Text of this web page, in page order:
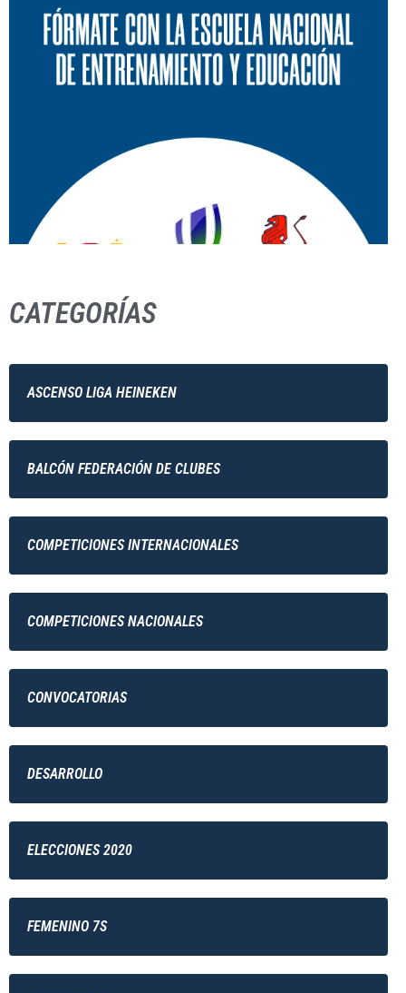
CATEGORÍAS
ASCENSO LIGA HEINEKEN
BALCÓN FEDERACIÓN DE CLUBES
COMPETICIONES INTERNACIONALES
COMPETICIONES NACIONALES
CONVOCATORIAS
DESARROLLO
ELECCIONES 2020
FEMENINO 7S